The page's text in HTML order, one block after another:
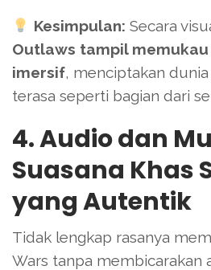
Kesimpulan: Secara
Outlaws tampil
imersif, menciptakan
terasa seperti bagian dari
4. Audio dan
Suasana Khas
yang Autentik
Tidak lengkap rasanya
Wars tanpa membicarakan